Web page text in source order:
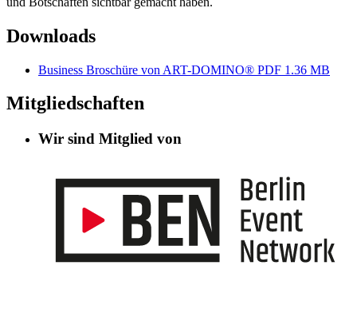
Downloads
Business Broschüre von ART-DOMINO® PDF 1.36 MB
Mitgliedschaften
Wir sind Mitglied von